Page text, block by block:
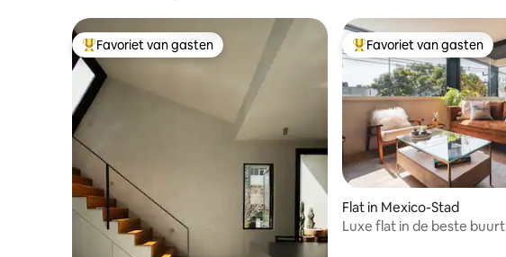
Topfavoriet van gasten
Favoriet van gasten Topfavoriet van gasten
Favoriet van gasten
Flat in Mexico-Stad
Luxe flat in de beste buurt